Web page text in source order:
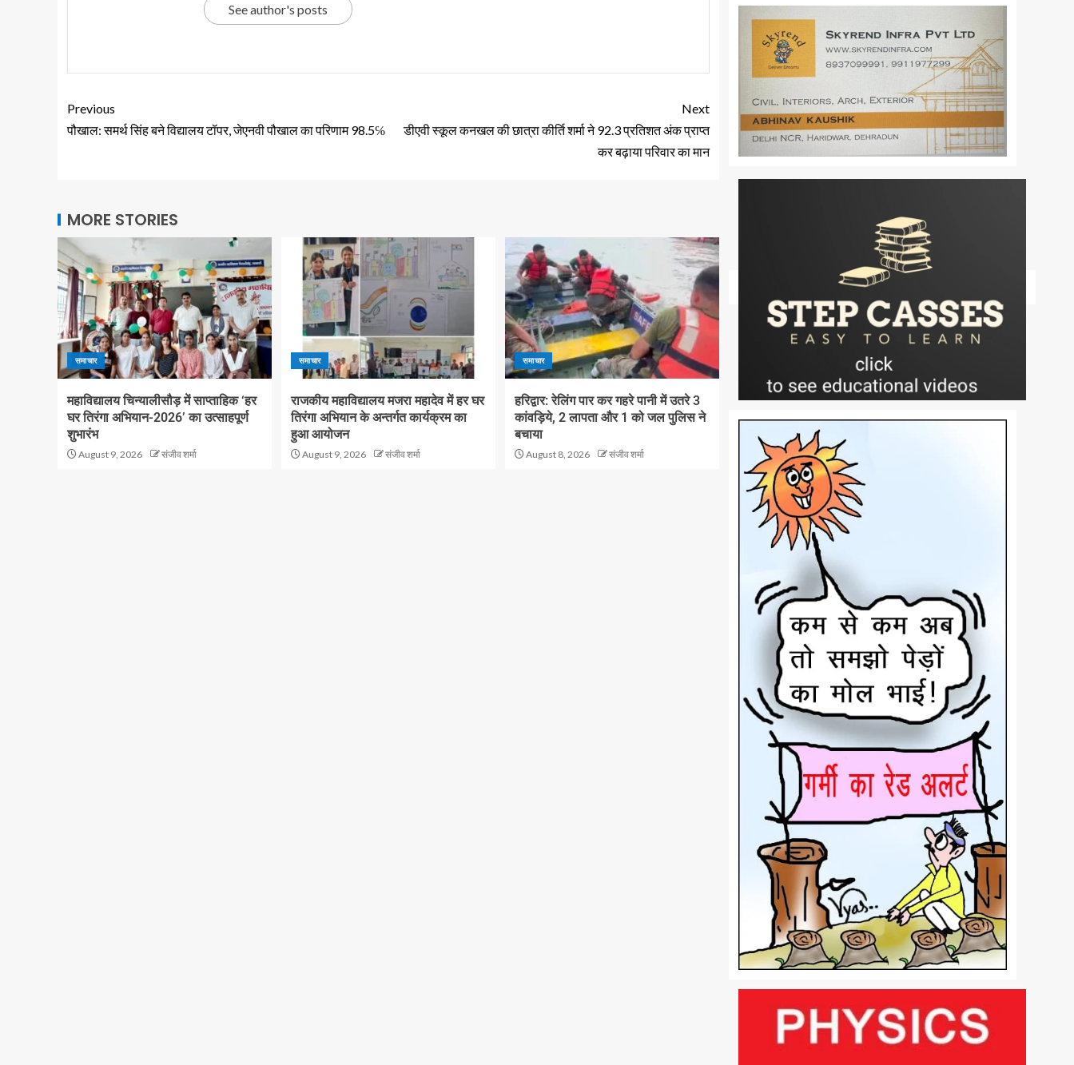
See author's posts
Previous
पौखाल: समर्थ सिंह बने विद्यालय टॉपर, जेएनवी पौखाल का परिणाम 98.5℅
Next
डीएवी स्कूल कनखल की छात्रा कीर्ति शर्मा ने 92.3 प्रतिशत अंक प्राप्त
कर बढ़ाया परिवार का मान
MORE STORIES
समाचार
महाविद्यालय चिन्यालीसौड़ में साप्ताहिक ‘हर
घर तिरंगा अभियान-2026’ का उत्साहपूर्ण
शुभारंभ
August 9, 2026 संजीव शर्मा
समाचार
राजकीय महाविद्यालय मजरा महादेव में हर घर
तिरंगा अभियान के अन्तर्गत कार्यक्रम का
हुआ आयोजन
August 9, 2026 संजीव शर्मा
समाचार
हरिद्वार: रेलिंग पार कर गहरे पानी में उतरे 3
कांवड़िये, 2 लापता और 1 को जल पुलिस ने
बचाया
August 8, 2026 संजीव शर्मा